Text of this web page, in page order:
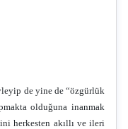
de yine de “özgürlük
olduğuna inanmak
herkesten akıllı ve ileri